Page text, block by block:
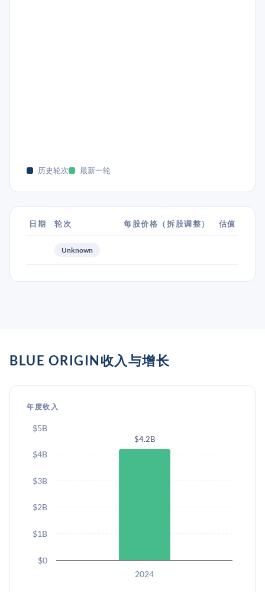
历史轮次 最新一轮
日期 轮次 每股价格（拆股调整） 估值
Unknown
BLUE ORIGIN收入与增长
年度收入
$4.2B
2024
$0
$1B
$2B
$3B
$4B
$5B